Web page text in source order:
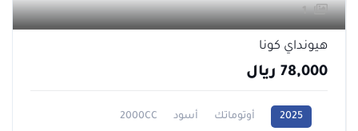
1
هيونداي كونا
78,000 ريال
2025 أوتوماتك أسود 2000CC